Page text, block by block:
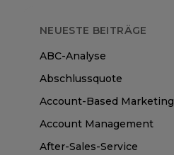
NEUESTE BEITRÄGE
ABC-Analyse
Abschlussquote
Account-Based Marketing
Account Management
After-Sales-Service